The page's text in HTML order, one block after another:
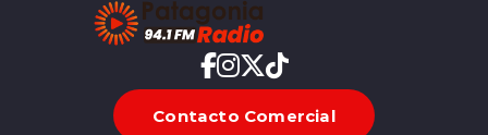
Contacto Comercial